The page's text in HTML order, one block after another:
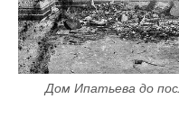
Дом Ипатьева до